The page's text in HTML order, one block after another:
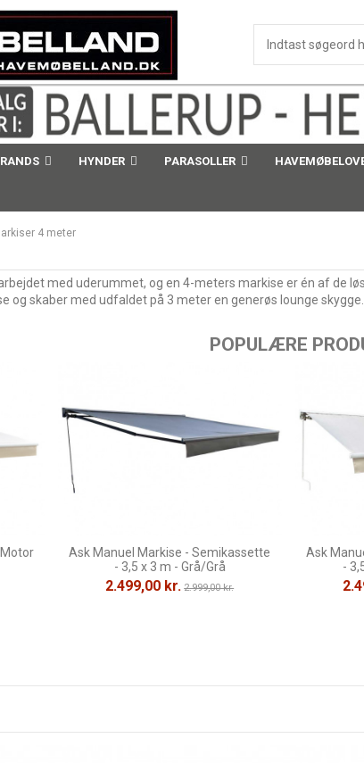
HYNDER PARASOLLER
4 meter
med uderummet, og en 4-meters markise er én af de
og skaber med udfaldet på 3 meter en generøs lounge
POPULÆRE
Ask Manuel Markise - Semikassette
- 3,5 x 3 m - Grå/Grå
2.499,00 kr. 2.999,00 kr.
Ask
-